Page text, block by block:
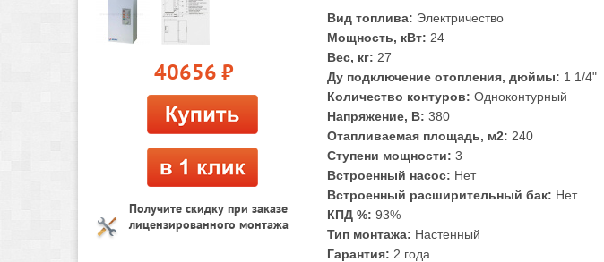
40656 руб.
Получите скидку при заказе
лицензированного монтажа
Вид топлива: Электричество
Мощность, кВт: 24
Вес, кг: 27
Ду подключение отопления, дюймы: 1 1/4"
Количество контуров: Одноконтурный
Напряжение, В: 380
Отапливаемая площадь, м2: 240
Ступени мощности: 3
Встроенный насос: Нет
Встроенный расширительный бак: Нет
КПД %: 93%
Тип монтажа: Настенный
Гарантия: 2 года